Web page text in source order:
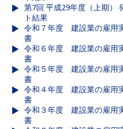
第7回 平成29年度（上期）
ト結果
令和７年度 建設業の雇用
書
令和６年度 建設業の雇用
書
令和５年度 建設業の雇用
書
令和４年度 建設業の雇用
書
令和３年度 建設業の雇用
書